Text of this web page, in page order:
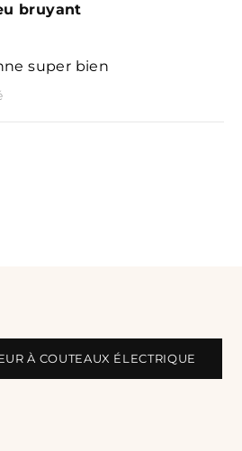
bruyant
super bien
À COUTEAUX ÉLECTRIQUE